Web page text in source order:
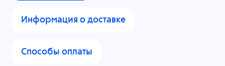
Информация о доставке
Способы оплаты